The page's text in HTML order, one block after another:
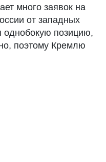
много заявок на
от западных
позицию,
поэтому Кремлю